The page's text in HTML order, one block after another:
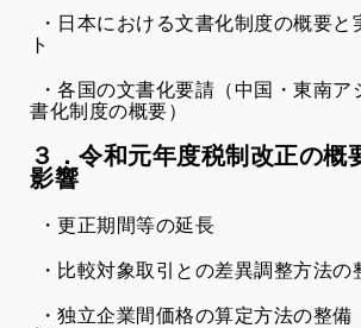
・日本における文書化制度の概要と
ト
・各国の文書化要請（中国・東南ア
書化制度の概要）
３．令和元年度税制改正の概
影響
・更正期間等の延長
・比較対象取引との差異調整方法の
・独立企業間価格の算定方法の整備